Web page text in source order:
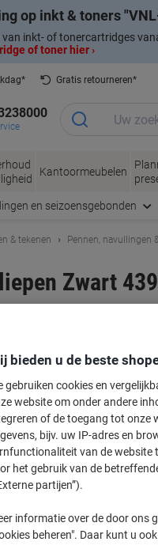
op inkt & toners
van inkt- of tonercartridges
of toner hier ›
Gratis retourneren*
Kantoormeubelen
en seizoensgebonden
& tekenen Pennen, navullingen
Zwart
bieden u de beste
gebruiken cookies en
website om onder andere
of de toegang tot onze
bijv. uw IP-adres en
van de website
het gebruik van de
partijen”).
informatie over de door ons
beheren". Daar kunt u